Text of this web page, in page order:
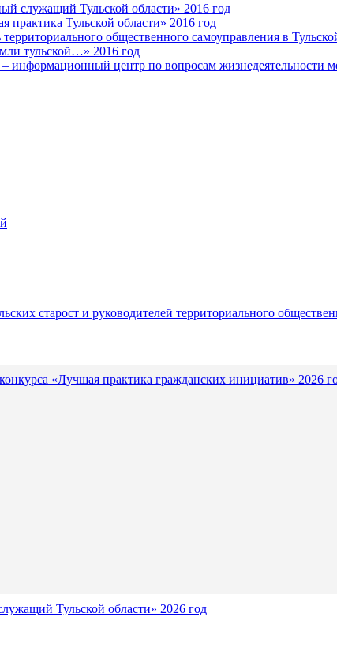
служащий Тульской области» 2016 год
Тульской области» 2016 год
общественного самоуправления в
тульской…» 2016 год
информационный центр по вопросам жизнедеятельности
старост и руководителей территориального
«Лучшая практика гражданских инициатив» 2026
Тульской области» 2026 год